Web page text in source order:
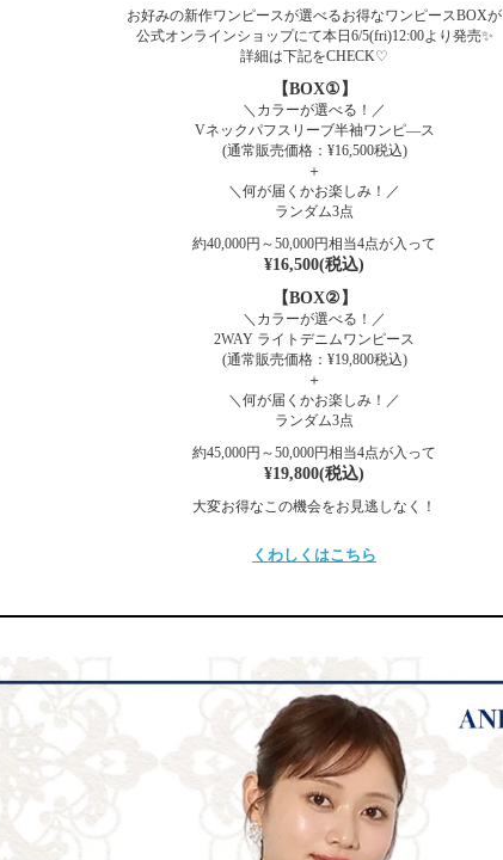
お好みの新作ワンピースが選べるお得なワンピースBOXが
公式オンラインショップにて本日6/5(fri)12:00より発売✨
詳細は下記をCHECK♡
【BOX①】
＼カラーが選べる！／
Vネックパフスリーブ半袖ワンピ―ス
(通常販売価格：¥16,500税込)
＋
＼何が届くかお楽しみ！／
ランダム3点
約40,000円～50,000円相当4点が入って
¥16,500(税込)
【BOX②】
＼カラーが選べる！／
2WAY ライトデニムワンピース
(通常販売価格：¥19,800税込)
＋
＼何が届くかお楽しみ！／
ランダム3点
約45,000円～50,000円相当4点が入って
¥19,800(税込)
大変お得なこの機会をお見逃しなく！
くわしくはこちら